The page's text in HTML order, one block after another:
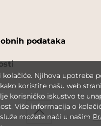
podataka
Njihova upotreba
koristite našu web
korisničko iskustvo te
Više informacija o
možete naći u našim